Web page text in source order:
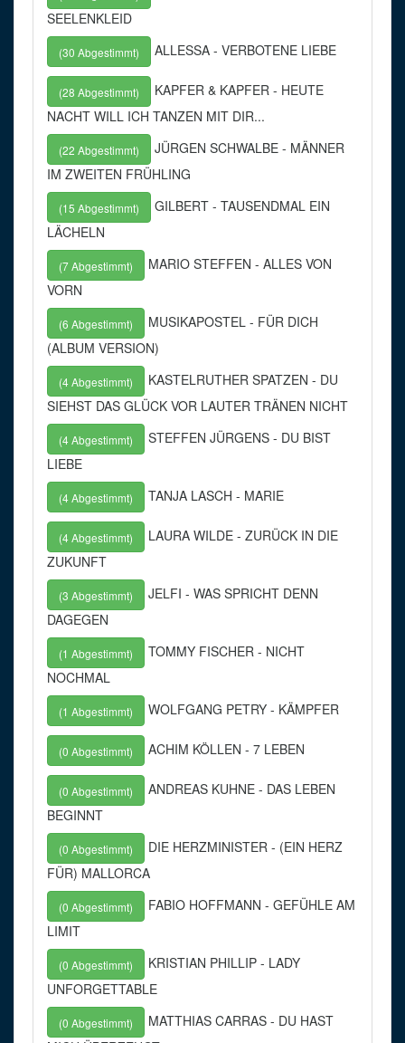
SEELENKLEID
(30 Abgestimmt) ALLESSA - VERBOTENE LIEBE
(28 Abgestimmt)
KAPFER & KAPFER - HEUTE
NACHT WILL ICH TANZEN MIT DIR...
(22 Abgestimmt)
JÜRGEN SCHWALBE - MÄNNER
IM ZWEITEN FRÜHLING
(15 Abgestimmt)
GILBERT - TAUSENDMAL EIN
LÄCHELN
(7 Abgestimmt)
MARIO STEFFEN - ALLES VON
VORN
(6 Abgestimmt)
MUSIKAPOSTEL - FÜR DICH
(ALBUM VERSION)
(4 Abgestimmt)
KASTELRUTHER SPATZEN - DU
SIEHST DAS GLÜCK VOR LAUTER TRÄNEN NICHT
(4 Abgestimmt)
STEFFEN JÜRGENS - DU BIST
LIEBE
(4 Abgestimmt) TANJA LASCH - MARIE
(4 Abgestimmt)
LAURA WILDE - ZURÜCK IN DIE
ZUKUNFT
(3 Abgestimmt)
JELFI - WAS SPRICHT DENN
DAGEGEN
(1 Abgestimmt)
TOMMY FISCHER - NICHT
NOCHMAL
(1 Abgestimmt) WOLFGANG PETRY - KÄMPFER
(0 Abgestimmt) ACHIM KÖLLEN - 7 LEBEN
(0 Abgestimmt)
ANDREAS KUHNE - DAS LEBEN
BEGINNT
(0 Abgestimmt)
DIE HERZMINISTER - (EIN HERZ
FÜR) MALLORCA
(0 Abgestimmt)
FABIO HOFFMANN - GEFÜHLE AM
LIMIT
(0 Abgestimmt)
KRISTIAN PHILLIP - LADY
UNFORGETTABLE
(0 Abgestimmt)
MATTHIAS CARRAS - DU HAST